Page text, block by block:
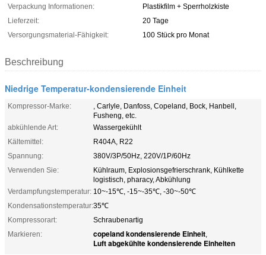
Verpackung Informationen:
Plastikfilm + Sperrholzkiste
Lieferzeit:
20 Tage
Versorgungsmaterial-Fähigkeit:
100 Stück pro Monat
Beschreibung
Niedrige Temperatur-kondensierende Einheit
Kompressor-Marke:
, Carlyle, Danfoss, Copeland, Bock, Hanbell,
Fusheng, etc.
abkühlende Art:
Wassergekühlt
Kältemittel:
R404A, R22
Spannung:
380V/3P/50Hz, 220V/1P/60Hz
Verwenden Sie:
Kühlraum, Explosionsgefrierschrank, Kühlkette
logistisch, pharacy, Abkühlung
Verdampfungstemperatur: 10~-15℃, -15~-35℃, -30~-50℃
Kondensationstemperatur:35℃
Kompressorart:
Schraubenartig
Markieren:
copeland kondensierende Einheit,
Luft abgekühlte kondensierende Einheiten